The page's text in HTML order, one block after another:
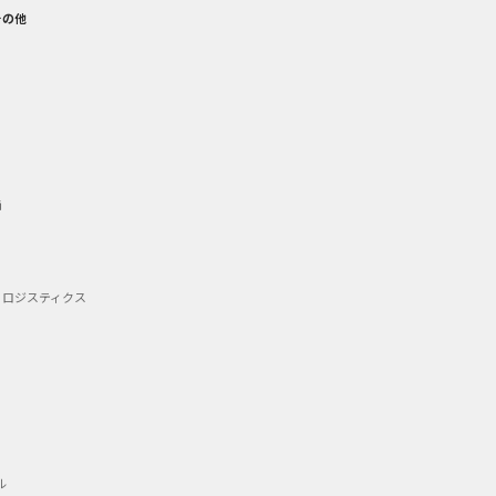
他
ジスティクス